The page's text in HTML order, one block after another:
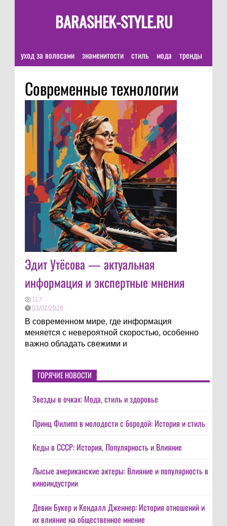
BARASHEK-STYLE.RU
уход за волосами знаменитости стиль мода тренды
Современные технологии
Эдит Утёсова — актуальная
информация и экспертные мнения
117
03/02/2026
В современном мире, где информация
меняется с невероятной скоростью, особенно
важно обладать свежими и
ГОРЯЧИЕ НОВОСТИ
Звезды в очках: Мода, стиль и здоровье
Принц Филипп в молодости с бородой: История и стиль
Кеды в СССР: История, Популярность и Влияние
Лысые американские актеры: Влияние и популярность в
киноиндустрии
Девин Букер и Кендалл Дженнер: История отношений и
их влияние на общественное мнение